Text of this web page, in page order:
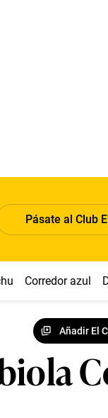
Pásate al Club
Corredor azul
Añadir El